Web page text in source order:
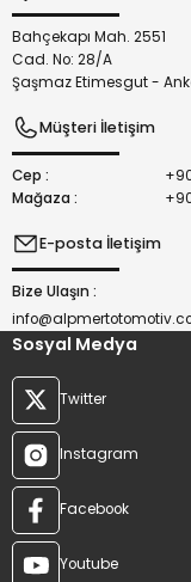
Bahçekapı Mah. 2551
Cad. No: 28/A
Şaşmaz Etimesgut -
Müşteri İletişim
Cep :
Mağaza :
E-posta İletişim
Bize Ulaşın :
Sosyal Medya
Twitter
Instagram
Facebook
Youtube